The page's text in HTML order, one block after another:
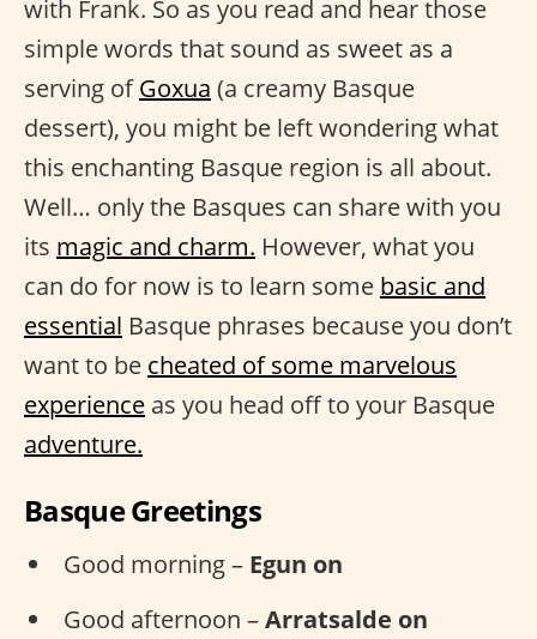
with Frank. So as you read and hear those
simple words that sound as sweet as a
serving ofGoxua (a creamy Basque
dessert), you might be left wondering what
this enchanting Basque region is all about.
Well… only the Basques can share with you
its magic and charm. However, what you
can do for now is to learn some basic and
essential Basque phrases because you don’t
want to be cheated of some marvelous
experience as you head off to your Basque
adventure.
Basque Greetings
Good morning – Egun on
Good afternoon –Arratsalde on